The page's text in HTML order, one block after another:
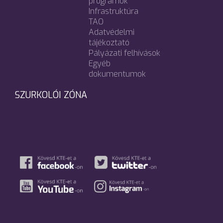
Infrastruktúra
TAO
Adatvédelmi
tájékoztató
Pályázati felhívások
Egyéb
dokumentumok
SZURKOLÓI ZÓNA